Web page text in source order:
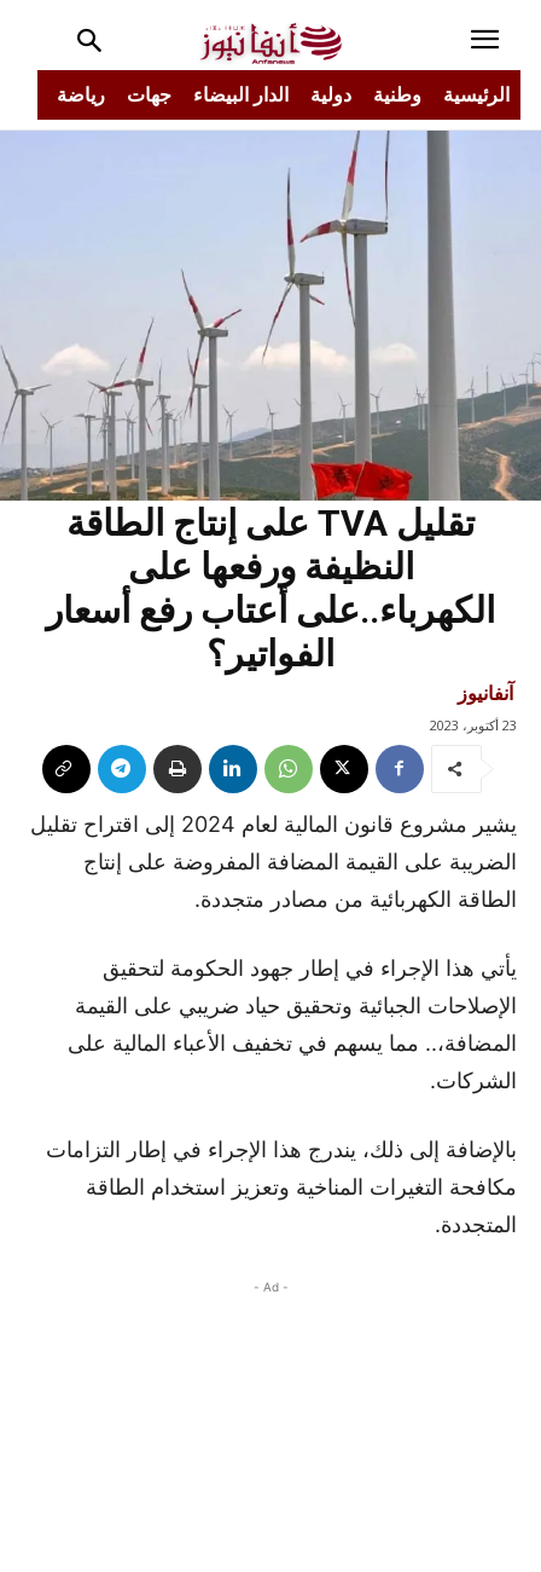
الرئيسية وطنية دولية الدار البيضاء جهات رياضة
تقليل TVA على إنتاج الطاقة
النظيفة ورفعها على
الكهرباء..على أعتاب رفع أسعار
الفواتير؟
آنفانيوز
23 أكتوبر، 2023
يشير مشروع قانون المالية لعام 2024 إلى اقتراح تقليل
الضريبة على القيمة المضافة المفروضة على إنتاج
الطاقة الكهربائية من مصادر متجددة.
يأتي هذا الإجراء في إطار جهود الحكومة لتحقيق
الإصلاحات الجبائية وتحقيق حياد ضريبي على القيمة
المضافة،.. مما يسهم في تخفيف الأعباء المالية على
الشركات.
بالإضافة إلى ذلك، يندرج هذا الإجراء في إطار التزامات
مكافحة التغيرات المناخية وتعزيز استخدام الطاقة
المتجددة.
- Ad -